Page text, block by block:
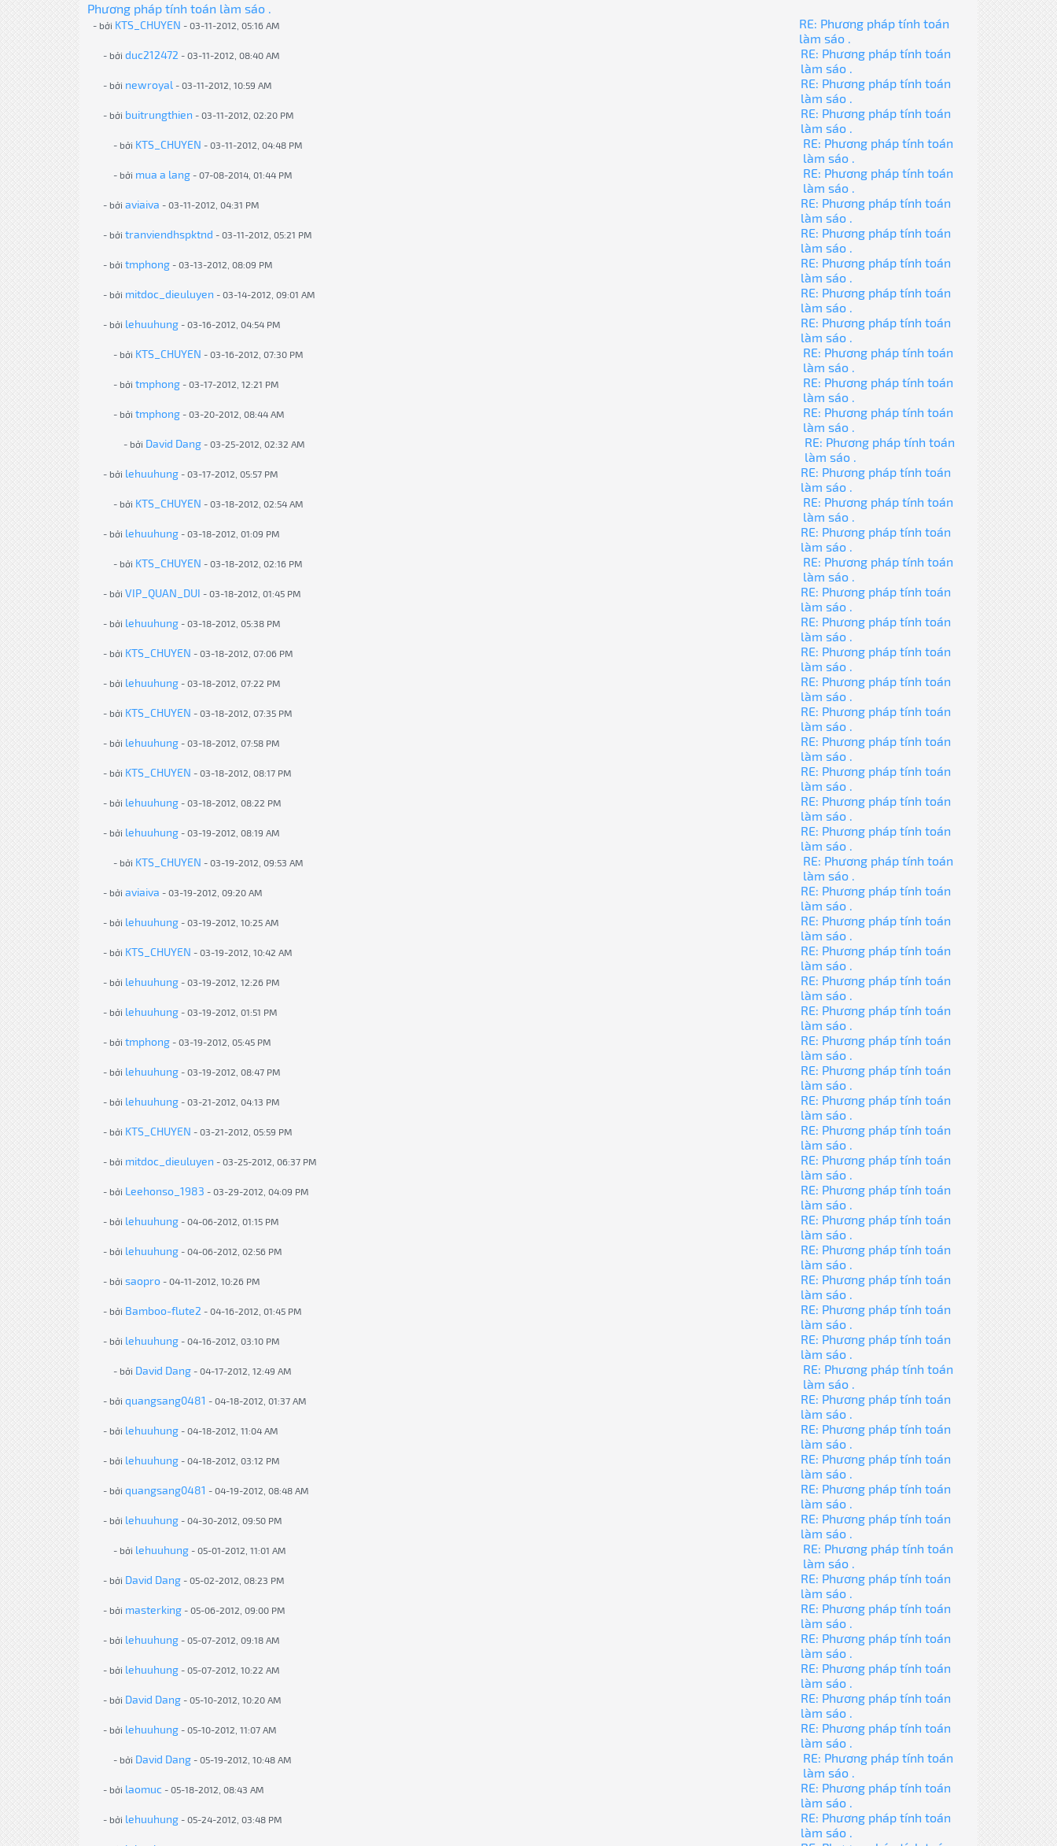
Phương pháp tính toán làm sáo .
- bởi KTS_CHUYEN - 03-11-2012, 05:16 AM
RE: Phương pháp tính toán
làm sáo .
- bởi duc212472 - 03-11-2012, 08:40 AM
RE: Phương pháp tính toán
làm sáo .
- bởi newroyal - 03-11-2012, 10:59 AM
RE: Phương pháp tính toán
làm sáo .
- bởi buitrungthien - 03-11-2012, 02:20 PM
RE: Phương pháp tính toán
làm sáo .
- bởi KTS_CHUYEN - 03-11-2012, 04:48 PM
RE: Phương pháp tính toán
làm sáo .
- bởi mua a lang- 07-08-2014, 01:44 PM
RE: Phương pháp tính toán
làm sáo .
- bởi aviaiva - 03-11-2012, 04:31 PM
RE: Phương pháp tính toán
làm sáo .
- bởi tranviendhspktnd - 03-11-2012, 05:21 PM
RE: Phương pháp tính toán
làm sáo .
- bởi tmphong- 03-13-2012, 08:09 PM
RE: Phương pháp tính toán
làm sáo .
- bởi mitdoc_dieuluyen - 03-14-2012, 09:01 AM
RE: Phương pháp tính toán
làm sáo .
- bởi lehuuhung- 03-16-2012, 04:54 PM
RE: Phương pháp tính toán
làm sáo .
- bởi KTS_CHUYEN - 03-16-2012, 07:30 PM
RE: Phương pháp tính toán
làm sáo .
- bởi tmphong- 03-17-2012, 12:21 PM
RE: Phương pháp tính toán
làm sáo .
- bởi tmphong- 03-20-2012, 08:44 AM
RE: Phương pháp tính toán
làm sáo .
- bởi David Dang- 03-25-2012, 02:32 AM
RE: Phương pháp tính toán
làm sáo .
- bởi lehuuhung- 03-17-2012, 05:57 PM
RE: Phương pháp tính toán
làm sáo .
- bởi KTS_CHUYEN - 03-18-2012, 02:54 AM
RE: Phương pháp tính toán
làm sáo .
- bởi lehuuhung- 03-18-2012, 01:09 PM
RE: Phương pháp tính toán
làm sáo .
- bởi KTS_CHUYEN - 03-18-2012, 02:16 PM
RE: Phương pháp tính toán
làm sáo .
- bởi VIP_QUAN_DUI - 03-18-2012, 01:45 PM
RE: Phương pháp tính toán
làm sáo .
- bởi lehuuhung- 03-18-2012, 05:38 PM
RE: Phương pháp tính toán
làm sáo .
- bởi KTS_CHUYEN - 03-18-2012, 07:06 PM
RE: Phương pháp tính toán
làm sáo .
- bởi lehuuhung- 03-18-2012, 07:22 PM
RE: Phương pháp tính toán
làm sáo .
- bởi KTS_CHUYEN - 03-18-2012, 07:35 PM
RE: Phương pháp tính toán
làm sáo .
- bởi lehuuhung- 03-18-2012, 07:58 PM
RE: Phương pháp tính toán
làm sáo .
- bởi KTS_CHUYEN - 03-18-2012, 08:17 PM
RE: Phương pháp tính toán
làm sáo .
- bởi lehuuhung- 03-18-2012, 08:22 PM
RE: Phương pháp tính toán
làm sáo .
- bởi lehuuhung- 03-19-2012, 08:19 AM
RE: Phương pháp tính toán
làm sáo .
- bởi KTS_CHUYEN - 03-19-2012, 09:53 AM
RE: Phương pháp tính toán
làm sáo .
- bởi aviaiva - 03-19-2012, 09:20 AM
RE: Phương pháp tính toán
làm sáo .
- bởi lehuuhung- 03-19-2012, 10:25 AM
RE: Phương pháp tính toán
làm sáo .
- bởi KTS_CHUYEN - 03-19-2012, 10:42 AM
RE: Phương pháp tính toán
làm sáo .
- bởi lehuuhung- 03-19-2012, 12:26 PM
RE: Phương pháp tính toán
làm sáo .
- bởi lehuuhung- 03-19-2012, 01:51 PM
RE: Phương pháp tính toán
làm sáo .
- bởi tmphong- 03-19-2012, 05:45 PM
RE: Phương pháp tính toán
làm sáo .
- bởi lehuuhung- 03-19-2012, 08:47 PM
RE: Phương pháp tính toán
làm sáo .
- bởi lehuuhung- 03-21-2012, 04:13 PM
RE: Phương pháp tính toán
làm sáo .
- bởi KTS_CHUYEN - 03-21-2012, 05:59 PM
RE: Phương pháp tính toán
làm sáo .
- bởi mitdoc_dieuluyen - 03-25-2012, 06:37 PM
RE: Phương pháp tính toán
làm sáo .
- bởi Leehonso_1983 - 03-29-2012, 04:09 PM
RE: Phương pháp tính toán
làm sáo .
- bởi lehuuhung- 04-06-2012, 01:15 PM
RE: Phương pháp tính toán
làm sáo .
- bởi lehuuhung- 04-06-2012, 02:56 PM
RE: Phương pháp tính toán
làm sáo .
- bởi saopro- 04-11-2012, 10:26 PM
RE: Phương pháp tính toán
làm sáo .
- bởi Bamboo-flute2 - 04-16-2012, 01:45 PM
RE: Phương pháp tính toán
làm sáo .
- bởi lehuuhung- 04-16-2012, 03:10 PM
RE: Phương pháp tính toán
làm sáo .
- bởi David Dang- 04-17-2012, 12:49 AM
RE: Phương pháp tính toán
làm sáo .
- bởi quangsang0481 - 04-18-2012, 01:37 AM
RE: Phương pháp tính toán
làm sáo .
- bởi lehuuhung- 04-18-2012, 11:04 AM
RE: Phương pháp tính toán
làm sáo .
- bởi lehuuhung- 04-18-2012, 03:12 PM
RE: Phương pháp tính toán
làm sáo .
- bởi quangsang0481 - 04-19-2012, 08:48 AM
RE: Phương pháp tính toán
làm sáo .
- bởi lehuuhung- 04-30-2012, 09:50 PM
RE: Phương pháp tính toán
làm sáo .
- bởi lehuuhung- 05-01-2012, 11:01 AM
RE: Phương pháp tính toán
làm sáo .
- bởi David Dang- 05-02-2012, 08:23 PM
RE: Phương pháp tính toán
làm sáo .
- bởi masterking- 05-06-2012, 09:00 PM
RE: Phương pháp tính toán
làm sáo .
- bởi lehuuhung- 05-07-2012, 09:18 AM
RE: Phương pháp tính toán
làm sáo .
- bởi lehuuhung- 05-07-2012, 10:22 AM
RE: Phương pháp tính toán
làm sáo .
- bởi David Dang- 05-10-2012, 10:20 AM
RE: Phương pháp tính toán
làm sáo .
- bởi lehuuhung- 05-10-2012, 11:07 AM
RE: Phương pháp tính toán
làm sáo .
- bởi David Dang- 05-19-2012, 10:48 AM
RE: Phương pháp tính toán
làm sáo .
- bởi laomuc - 05-18-2012, 08:43 AM
RE: Phương pháp tính toán
làm sáo .
- bởi lehuuhung- 05-24-2012, 03:48 PM
RE: Phương pháp tính toán
làm sáo .